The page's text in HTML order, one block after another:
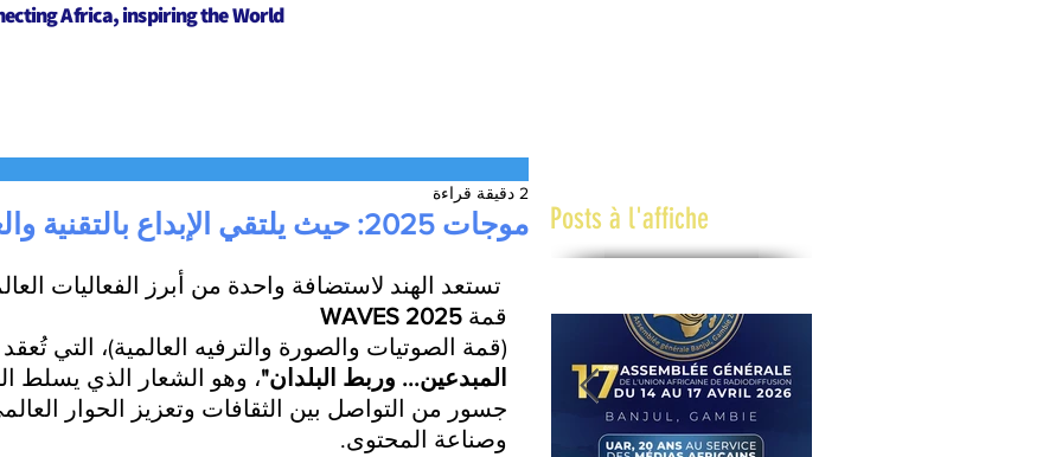
Africa, inspiring the World
موجات 2025: حيث يلتقي الإبداع بالتقنية والعالم بالتواصل
2 دقيقة قراءة
تستعد الهند لاستضافة واحدة من أبرز الفعاليات
قمة WAVES 2025
(قمة الصوتيات والصورة والترفيه العالمية)، التي
المبدعين... وربط البلدان"، وهو الشعار الذي يسلط
جسور من التواصل بين الثقافات وتعزيز الحوار
وصناعة المحتوى.
Posts à l'affiche